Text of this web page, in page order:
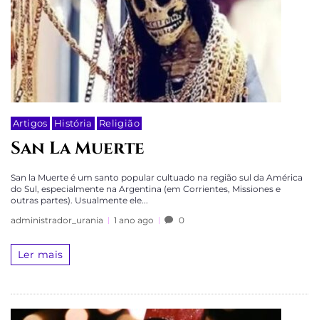
Artigos História Religião
San La Muerte
San la Muerte é um santo popular cultuado na região sul da América
do Sul, especialmente na Argentina (em Corrientes, Missiones e
outras partes). Usualmente ele...
administrador_urania
1 ano ago 0
Ler mais